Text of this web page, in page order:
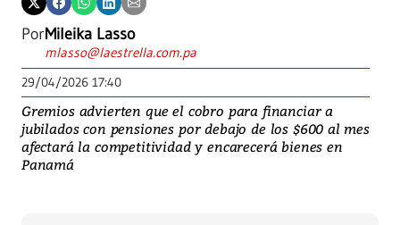
PorMileika Lasso
mlasso@laestrella.com.pa
29/04/2026 17:40
Gremios advierten que el cobro para financiar a
jubilados con pensiones por debajo de los $600 al mes
afectará la competitividad y encarecerá bienes en
Panamá